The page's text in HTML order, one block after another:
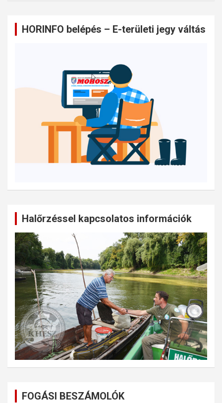
HORINFO belépés – E-területi jegy váltás
Halőrzéssel kapcsolatos információk
FOGÁSI BESZÁMOLÓK